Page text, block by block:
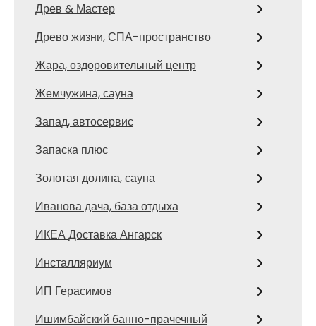
Древ & Мастер
Древо жизни, СПА-пространство
Жара, оздоровительный центр
Жемчужина, сауна
Запад, автосервис
Запаска плюс
Золотая долина, сауна
Иванова дача, база отдыха
ИКЕА Доставка Ангарск
Инсталляриум
ИП Герасимов
Ишимбайский банно-прачечный